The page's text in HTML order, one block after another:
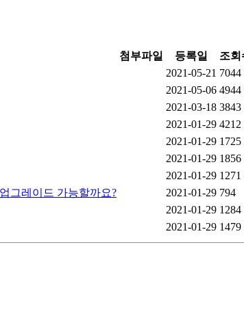
첨부파일 등록일
조회
2021-05-21 7044
2021-05-06 4944
2021-03-18 3843
2021-01-29 4212
2021-01-29 1725
2021-01-29 1856
2021-01-29 1271
그레이드 가능할까요? 2021-01-29 794
2021-01-29 1284
2021-01-29 1479